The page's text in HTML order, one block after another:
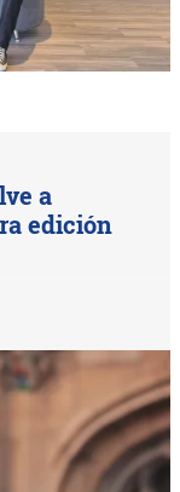
a
edición